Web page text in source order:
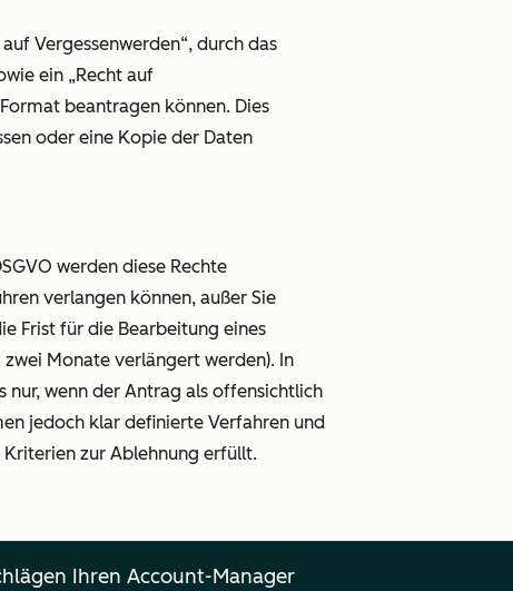
auf Vergessenwerden“, durch das
ein „Recht auf
beantragen können. Dies
oder eine Kopie der Daten
werden diese Rechte
verlangen können, außer Sie
Frist für die Bearbeitung eines
Monate verlängert werden). In
wenn der Antrag als offensichtlich
jedoch klar definierte Verfahren und
zur Ablehnung erfüllt.
Ihren Account-Manager